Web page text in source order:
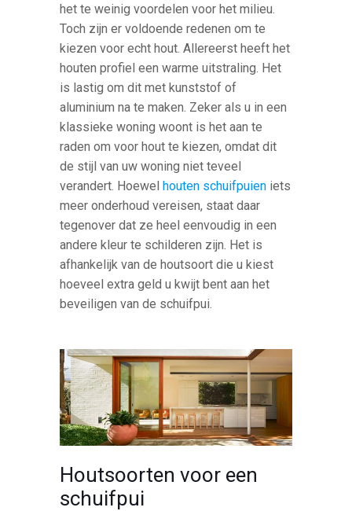
het te weinig voordelen voor het milieu.
Toch zijn er voldoende redenen om te
kiezen voor echt hout. Allereerst heeft het
houten profiel een warme uitstraling. Het
is lastig om dit met kunststof of
aluminium na te maken. Zeker als u in een
klassieke woning woont is het aan te
raden om voor hout te kiezen, omdat dit
de stijl van uw woning niet teveel
verandert. Hoewel houten schuifpuien iets
meer onderhoud vereisen, staat daar
tegenover dat ze heel eenvoudig in een
andere kleur te schilderen zijn. Het is
afhankelijk van de houtsoort die u kiest
hoeveel extra geld u kwijt bent aan het
beveiligen van de schuifpui.
Houtsoorten voor een
schuifpui